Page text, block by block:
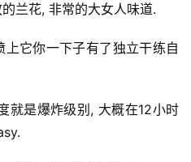
兰花, 非常的大女人味道.
它你一下子有了独立干练自
就是爆炸级别, 大概在12小时